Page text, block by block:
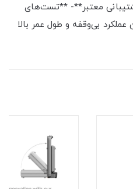
معتبر**- **تست‌های
بی‌وقفه و طول عمر بالا